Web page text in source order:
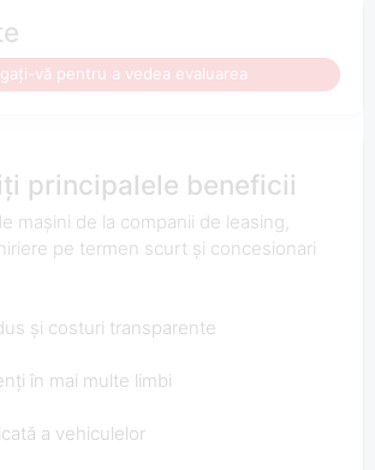
vă pentru a vedea evaluarea
principalele beneficii
mașini de la companii de leasing,
pe termen scurt și concesionari
și costuri transparente
în mai multe limbi
a vehiculelor